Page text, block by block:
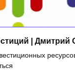
| Дмитрий